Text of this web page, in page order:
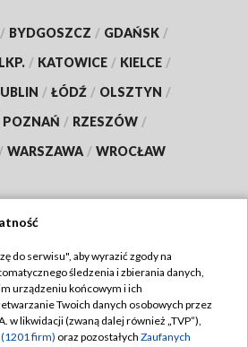
/ BYDGOSZCZ / GDAŃSK /
/ KATOWICE / KIELCE /
/ ŁÓDŹ / OLSZTYN /
POZNAŃ / RZESZÓW /
/ WARSZAWA / WROCŁAW
TVP
Regulamin TVP
prywatności
do serwisu", aby wyrazić zgody na
śledzenia i zbierania danych,
urządzeniu końcowym i ich
Twoich danych osobowych przez
w likwidacji (zwaną dalej również „TVP”),
firm) oraz pozostałych Zaufanych